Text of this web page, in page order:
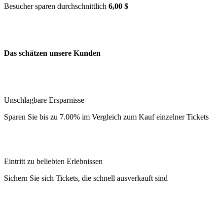
Besucher sparen durchschnittlich 6,00 $
Das schätzen unsere Kunden
Unschlagbare Ersparnisse
Sparen Sie bis zu 7.00% im Vergleich zum Kauf einzelner Tickets
Eintritt zu beliebten Erlebnissen
Sichern Sie sich Tickets, die schnell ausverkauft sind